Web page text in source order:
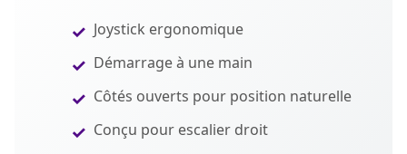
Joystick ergonomique
Démarrage à une main
Côtés ouverts pour position naturelle
Conçu pour escalier droit